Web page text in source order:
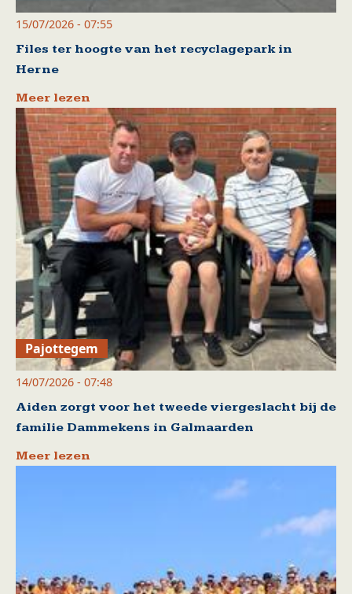
15/07/2026 - 07:55
Files ter hoogte van het recyclagepark in
Herne
Meer lezen
Pajottegem
14/07/2026 - 07:48
Aiden zorgt voor het tweede viergeslacht bij de
familie Dammekens in Galmaarden
Meer lezen